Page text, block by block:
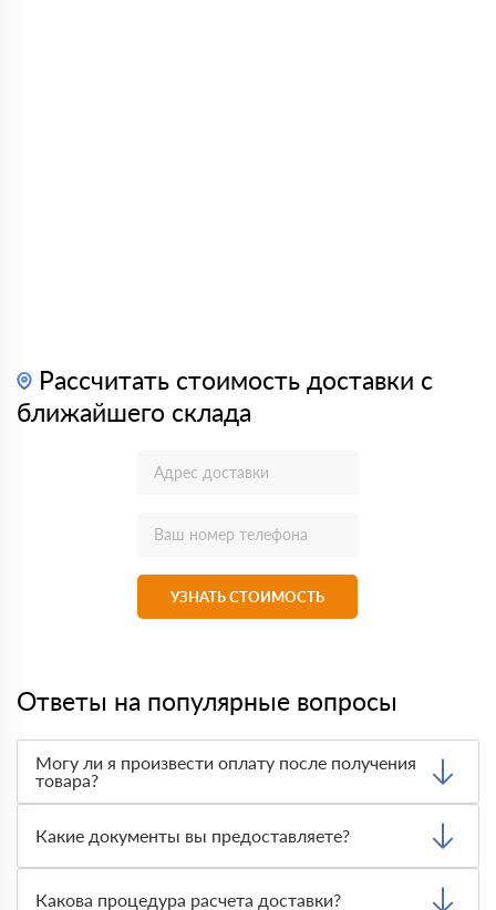
Рассчитать стоимость доставки с
ближайшего склада
УЗНАТЬ СТОИМОСТЬ
Ответы на популярные вопросы
Могу ли я произвести оплату после получения
товара?
Тем не менее, если качество полученных вами товаров
неприемлемо, вы можете отказаться от них.
Какие документы вы предоставляете?
как сертификаты подлинности, удостоверения качества
Какова процедура расчета доставки?